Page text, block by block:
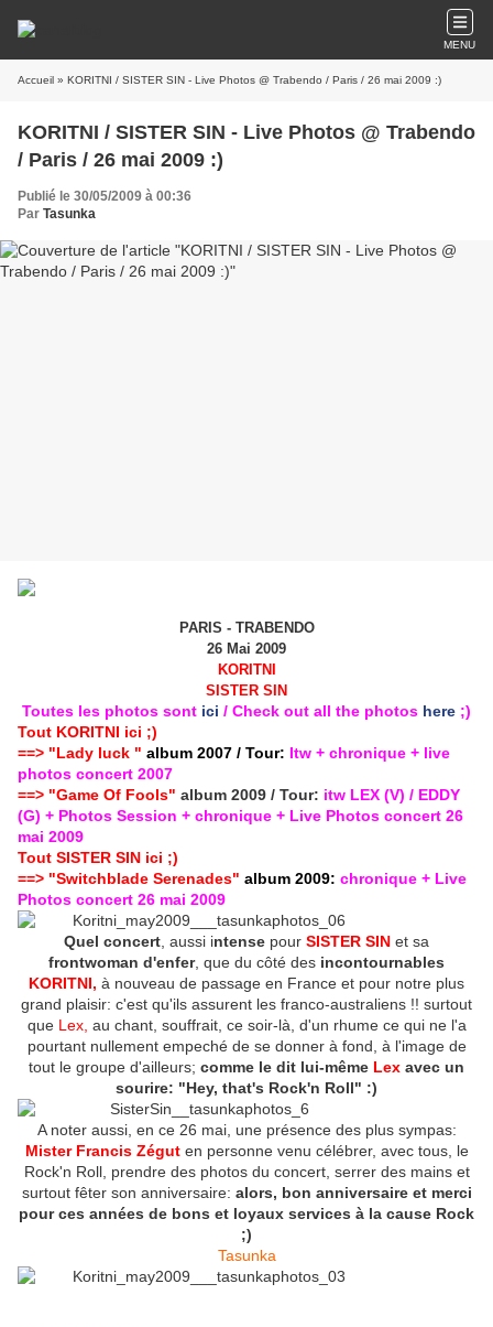
MENU
Accueil » KORITNI / SISTER SIN - Live Photos @ Trabendo / Paris / 26 mai 2009 :)
KORITNI / SISTER SIN - Live Photos @ Trabendo
/ Paris / 26 mai 2009 :)
Publié le 30/05/2009 à 00:36
Par Tasunka
PARIS - TRABENDO
26 Mai 2009
KORITNI
SISTER SIN
Toutes les photos sont ici / Check out all the photos here ;)
Tout KORITNI ici ;)
==> "Lady luck " album 2007 / Tour: Itw + chronique + live
photos concert 2007
==> "Game Of Fools" album 2009 / Tour: itw LEX (V) / EDDY
(G) + Photos Session + chronique + Live Photos concert 26
mai 2009
Tout SISTER SIN ici ;)
==> "Switchblade Serenades" album 2009: chronique + Live
Photos concert 26 mai 2009
Quel concert , aussi intense pour SISTER SIN et sa
frontwoman d'enfer, que du côté des incontournables
KORITNI, à nouveau de passage en France et pour notre plus
grand plaisir: c'est qu'ils assurent les franco-australiens !! surtout
que Lex, au chant, souffrait, ce soir-là, d'un rhume ce qui ne l'a
pourtant nullement empeché de se donner à fond, à l'image de
tout le groupe d'ailleurs; comme le dit lui-même Lex avec un
sourire: "Hey, that's Rock'n Roll" :)
A noter aussi, en ce 26 mai, une présence des plus sympas:
Mister Francis Zéguten personne venu célébrer, avec tous, le
Rock'n Roll, prendre des photos du concert, serrer des mains et
surtout fêter son anniversaire: alors, bon anniversaire et merci
pour ces années de bons et loyaux services à la cause Rock
;)
Tasunka